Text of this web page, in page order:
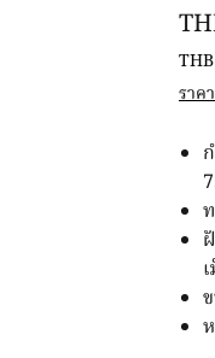
每
1
克
格
為
ราค